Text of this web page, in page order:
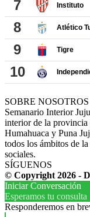
SOBRE NOSOTROS
Semanario Interior
interior de la provincia
Humahuaca y Puna
todos los ámbitos de
sociales.
SÍGUENOS
© Copyright 2026 -
Iniciar Conversación
Esperamos tu consulta
Responderemos en